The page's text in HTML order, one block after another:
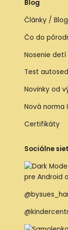
Blog
Články / Blog
Čo do
Nosenie detí
Test
Novinky od
Nová norma
Certifikáty
Sociálne